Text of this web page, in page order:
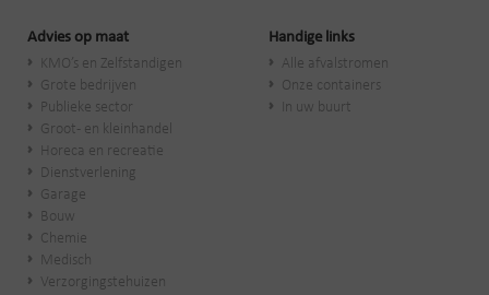
Advies op maat
KMO’s en Zelfstandigen
Grote bedrijven
Publieke sector
Groot- en kleinhandel
Horeca en recreatie
Dienstverlening
Garage
Bouw
Chemie
Medisch
Verzorgingstehuizen
Handige links
Alle afvalstromen
Onze containers
In uw buurt